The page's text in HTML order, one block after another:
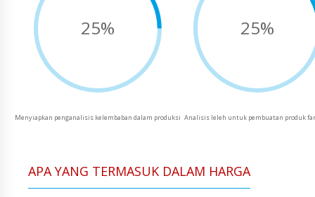
25%
Menyiapkan penganalisis kelembaban dalam produksi
25%
Analisis leleh untuk pembuatan produk
APA YANG TERMASUK DALAM HARGA